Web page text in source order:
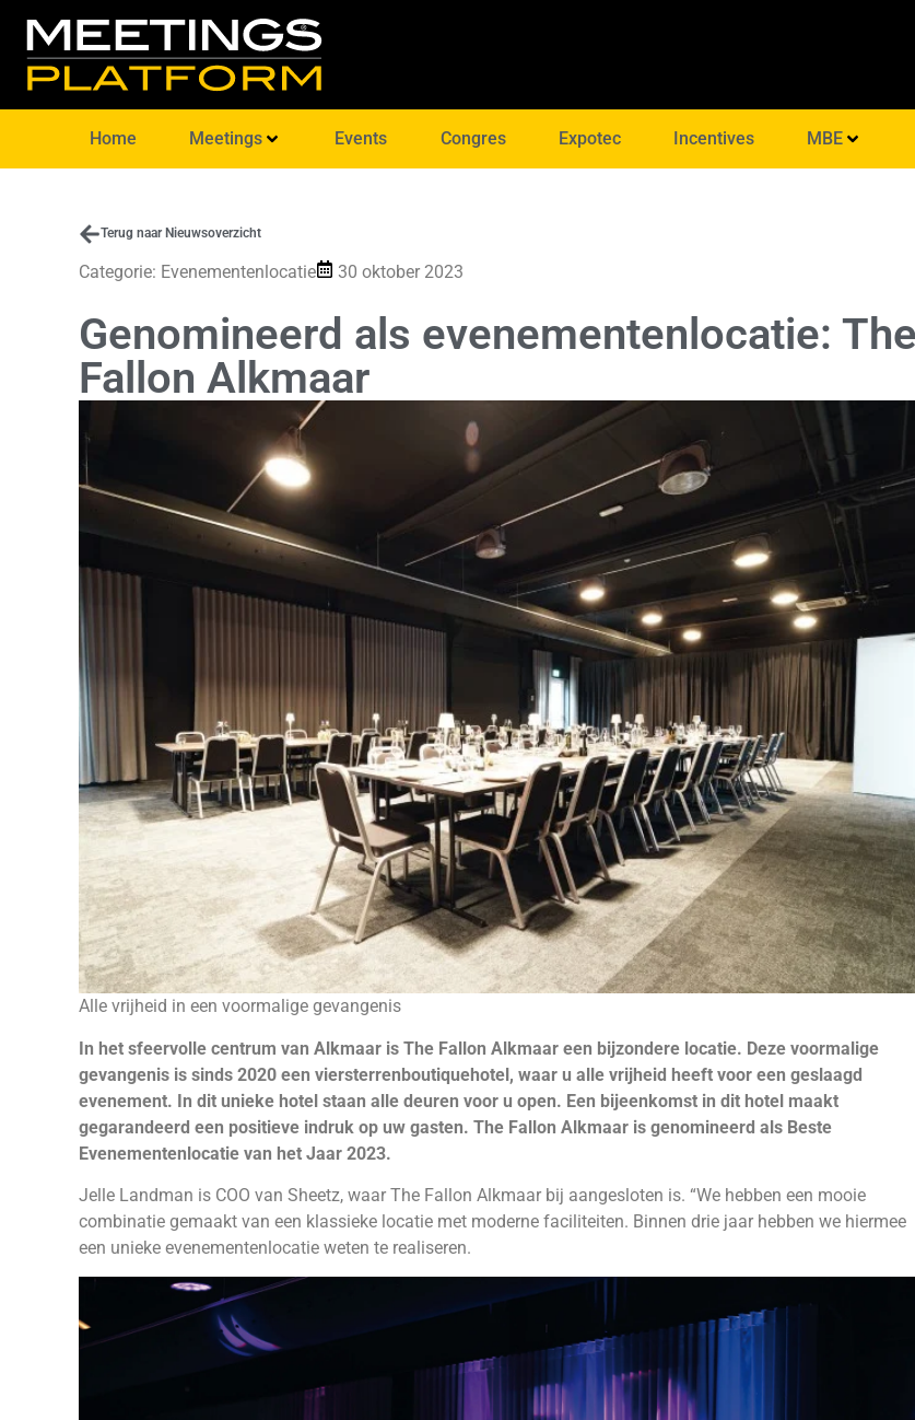
Home Meetings Events Congres Expotec Incentives MBE
Terug naar Nieuwsoverzicht
Categorie: Evenementenlocatie 30 oktober 2023
Genomineerd als evenementenlocatie: The
Fallon Alkmaar
Alle vrijheid in een voormalige gevangenis
In het sfeervolle centrum van Alkmaar is The Fallon Alkmaar een bijzondere locatie. Deze voormalige
gevangenis is sinds 2020 een viersterrenboutiquehotel, waar u alle vrijheid heeft voor een geslaagd
evenement. In dit unieke hotel staan alle deuren voor u open. Een bijeenkomst in dit hotel maakt
gegarandeerd een positieve indruk op uw gasten. The Fallon Alkmaar is genomineerd als Beste
Evenementenlocatie van het Jaar 2023.
Jelle Landman is COO van Sheetz, waar The Fallon Alkmaar bij aangesloten is. “We hebben een mooie
combinatie gemaakt van een klassieke locatie met moderne faciliteiten. Binnen drie jaar hebben we hiermee
een unieke evenementenlocatie weten te realiseren.